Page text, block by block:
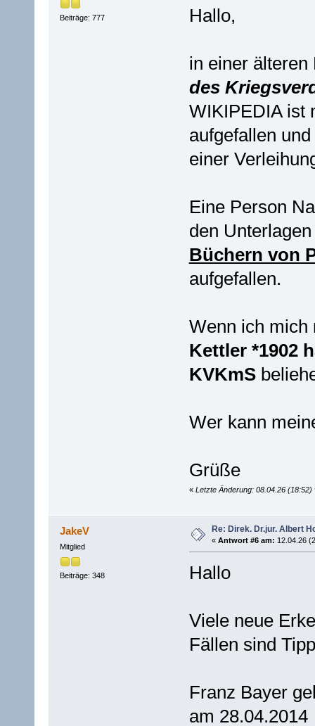
Beiträge: 777 Hallo,
in einer
des
WIKIPEDIA ist
aufgefallen
einer
Eine Person
den
Büchern von
aufgefallen.
Wenn ich
Kettler *1902
KVKmS
Wer kann
Grüße
« Letzte Änderung: 08.04.26
JakeV
Mitglied
Beiträge: 348
Re: Direk. Dr.jur. Albert
« Antwort #6 am: 12.04.26
Hallo
Viele neue
Fällen sind
Franz Bayer
am 28.04.2014